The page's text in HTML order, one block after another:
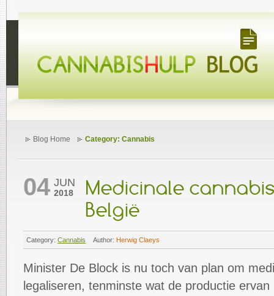
04 JUN
2018
Medicinale
België
Category: Cannabis Author: Herwig Claeys
Minister De Block is nu toch van plan om
legaliseren, tenminste wat de productie
Blog Home Category: Cannabis